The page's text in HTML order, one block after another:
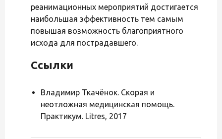
реанимационных мероприятий достигается
наибольшая эффективность тем самым
повышая возможность благоприятного
исхода для пострадавшего.
Ссылки
Владимир Ткачёнок. Скорая и
неотложная медицинская помощь.
Практикум. Litres, 2017